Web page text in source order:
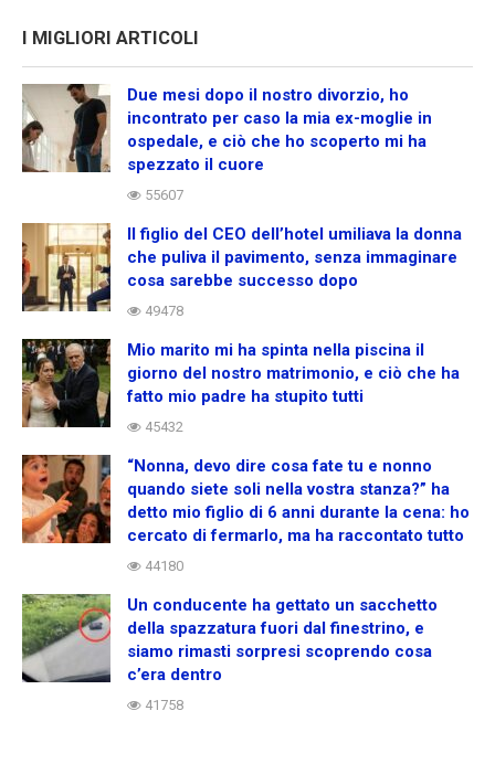
I MIGLIORI ARTICOLI
Due mesi dopo il nostro divorzio, ho
incontrato per caso la mia ex-moglie in
ospedale, e ciò che ho scoperto mi ha
spezzato il cuore
55607
Il figlio del CEO dell’hotel umiliava la donna
che puliva il pavimento, senza immaginare
cosa sarebbe successo dopo
49478
Mio marito mi ha spinta nella piscina il
giorno del nostro matrimonio, e ciò che ha
fatto mio padre ha stupito tutti
45432
“Nonna, devo dire cosa fate tu e nonno
quando siete soli nella vostra stanza?” ha
detto mio figlio di 6 anni durante la cena: ho
cercato di fermarlo, ma ha raccontato tutto
44180
Un conducente ha gettato un sacchetto
della spazzatura fuori dal finestrino, e
siamo rimasti sorpresi scoprendo cosa
c’era dentro
41758